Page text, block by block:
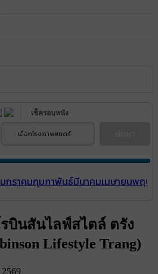
เช็ครอบหนัง
เลือกโรงภาพยนตร์
มกราคมกุมภาพันธ์มีนาคมเมษายนพฤษ
รบินสันไลฟ์สไตล์ ตรัง
Lifestyle Trang)